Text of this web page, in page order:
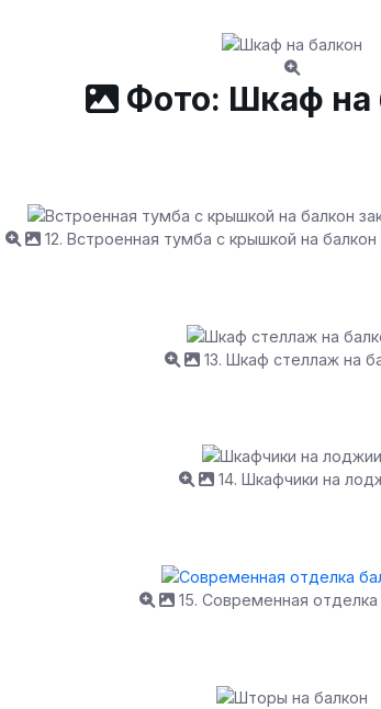
Фото: Шкаф на
12. Встроенная тумба с крышкой на
13. Шкаф стеллаж на
14. Шкафчики на
15. Современная отделка